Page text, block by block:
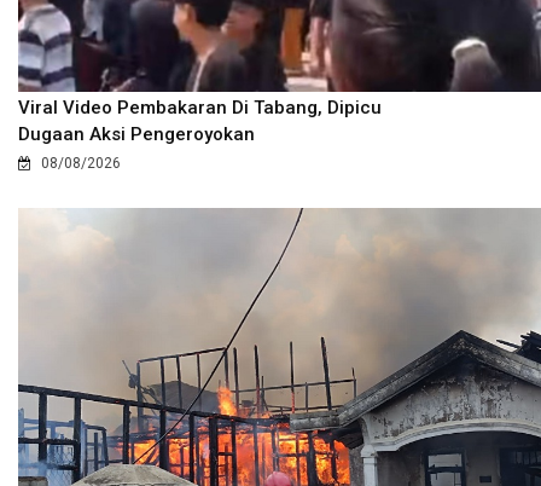
Viral Video Pembakaran Di Tabang, Dipicu
Dugaan Aksi Pengeroyokan
08/08/2026